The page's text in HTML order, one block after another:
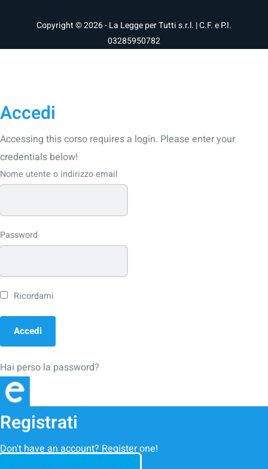
Copyright © 2026 - La Legge per Tutti s.r.l. | C.F. e P.I.
03285950782
Accedi
Accessing this corso requires a login. Please enter your
credentials below!
Nome utente o indirizzo email
Password
Ricordami
Hai perso la password?
Registrati
Don't have an account? Register one!